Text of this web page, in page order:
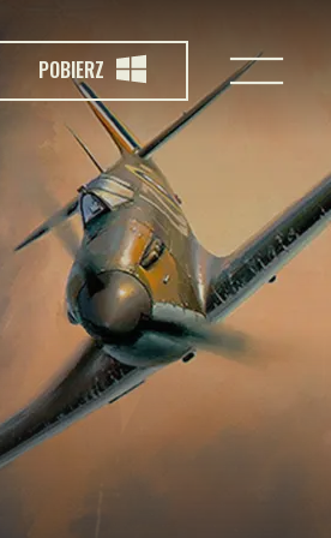
POBIERZ